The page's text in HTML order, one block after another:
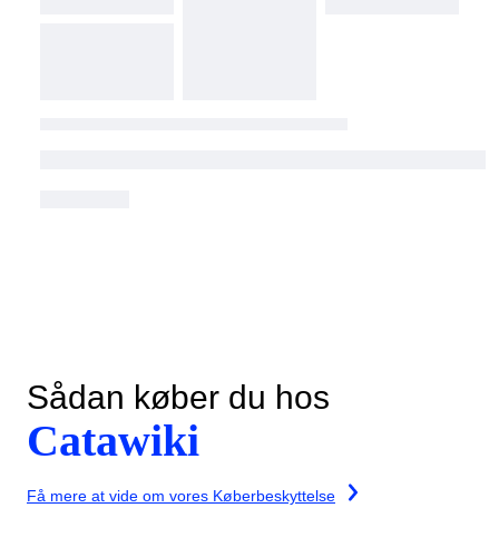
Sådan køber du hos
Catawiki
Få mere at vide om vores Køberbeskyttelse